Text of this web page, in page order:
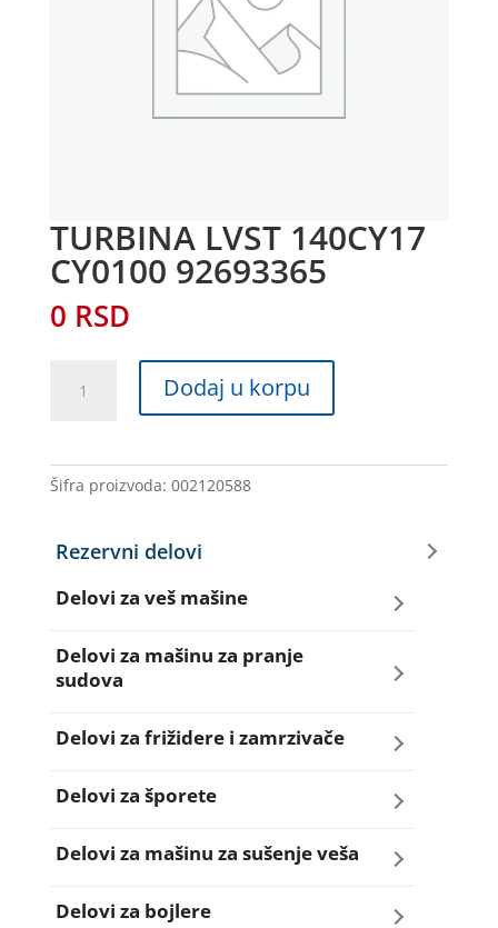
TURBINA LVST 140CY17
CY0100 92693365
0 RSD
92693365
količina
Dodaj u korpu
Šifra proizvoda: 002120588
Rezervni delovi
Delovi za veš mašine
Amortizeri za veš mašinu
Delovi za mašinu za pranje
sudova
Creva za sudo mašine
Dihtunzi za sudo mašine
Elektroventili za sudo mašine
Filteri za sudo mašine
Delovi za frižidere i zamrzivače
Aqua filteri za frižidere
Dihtunzi za frižidere i zamrzivače
Elektronika za frižidere i zamrzivače
Delovi za šporete
Dihtunzi za šporete
Dugmad za šporete
Delovi za mašinu za sušenje veša
Dihtunzi mašine za sušenje veša
Delovi za bojlere